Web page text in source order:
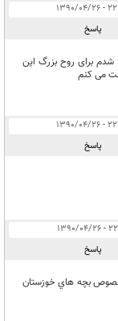
۰۴/۲۶
پاسخ
برای روح بزرگ این
می کنم
۰۴/۲۶
پاسخ
۰۴/۲۶
پاسخ
بچه هاي خوزستان